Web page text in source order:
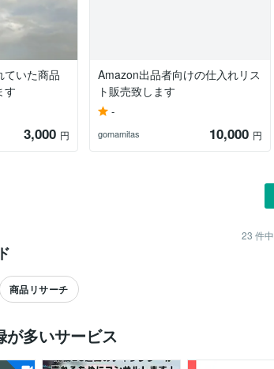
ていた商品
す
3,000 円
Amazon出品者向けの仕入れリス
ト販売致します
-
gomamitas 10,000 円
23 件中
商品リサーチ
が多いサービス